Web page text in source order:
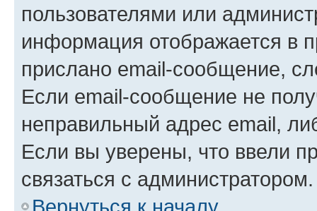
пользователями или
информация отображается в
прислано email-сообщение,
Если email-сообщение не
неправильный адрес email,
Если вы уверены, что ввели
связаться с администратором.
Вернуться к началу